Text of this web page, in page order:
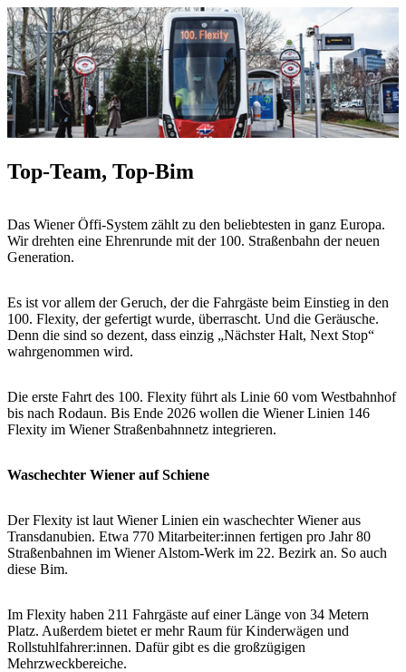
Top-Team, Top-Bim
Das Wiener Öffi-System zählt zu den beliebtesten in ganz Europa.
Wir drehten eine Ehrenrunde mit der 100. Straßenbahn der neuen
Generation.
Es ist vor allem der Geruch, der die Fahrgäste beim Einstieg in den
100. Flexity, der gefertigt wurde, überrascht. Und die Geräusche.
Denn die sind so dezent, dass einzig „Nächster Halt, Next Stop“
wahrgenommen wird.
Die erste Fahrt des 100. Flexity führt als Linie 60 vom Westbahnhof
bis nach Rodaun. Bis Ende 2026 wollen die Wiener Linien 146
Flexity im Wiener Straßenbahnnetz integrieren.
Waschechter Wiener auf Schiene
Der Flexity ist laut Wiener Linien ein waschechter Wiener aus
Transdanubien. Etwa 770 Mitarbeiter:innen fertigen pro Jahr 80
Straßenbahnen im Wiener Alstom-Werk im 22. Bezirk an. So auch
diese Bim.
Im Flexity haben 211 Fahrgäste auf einer Länge von 34 Metern
Platz. Außerdem bietet er mehr Raum für Kinderwägen und
Rollstuhlfahrer:innen. Dafür gibt es die großzügigen
Mehrzweckbereiche.